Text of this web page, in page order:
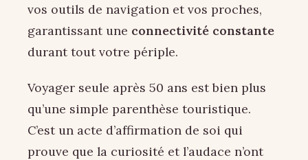
vos outils de navigation et vos proches,
garantissant une connectivité constante
durant tout votre périple.
Voyager seule après 50 ans est bien plus
qu’une simple parenthèse touristique.
C’est un acte d’affirmation de soi qui
prouve que la curiosité et l’audace n’ont